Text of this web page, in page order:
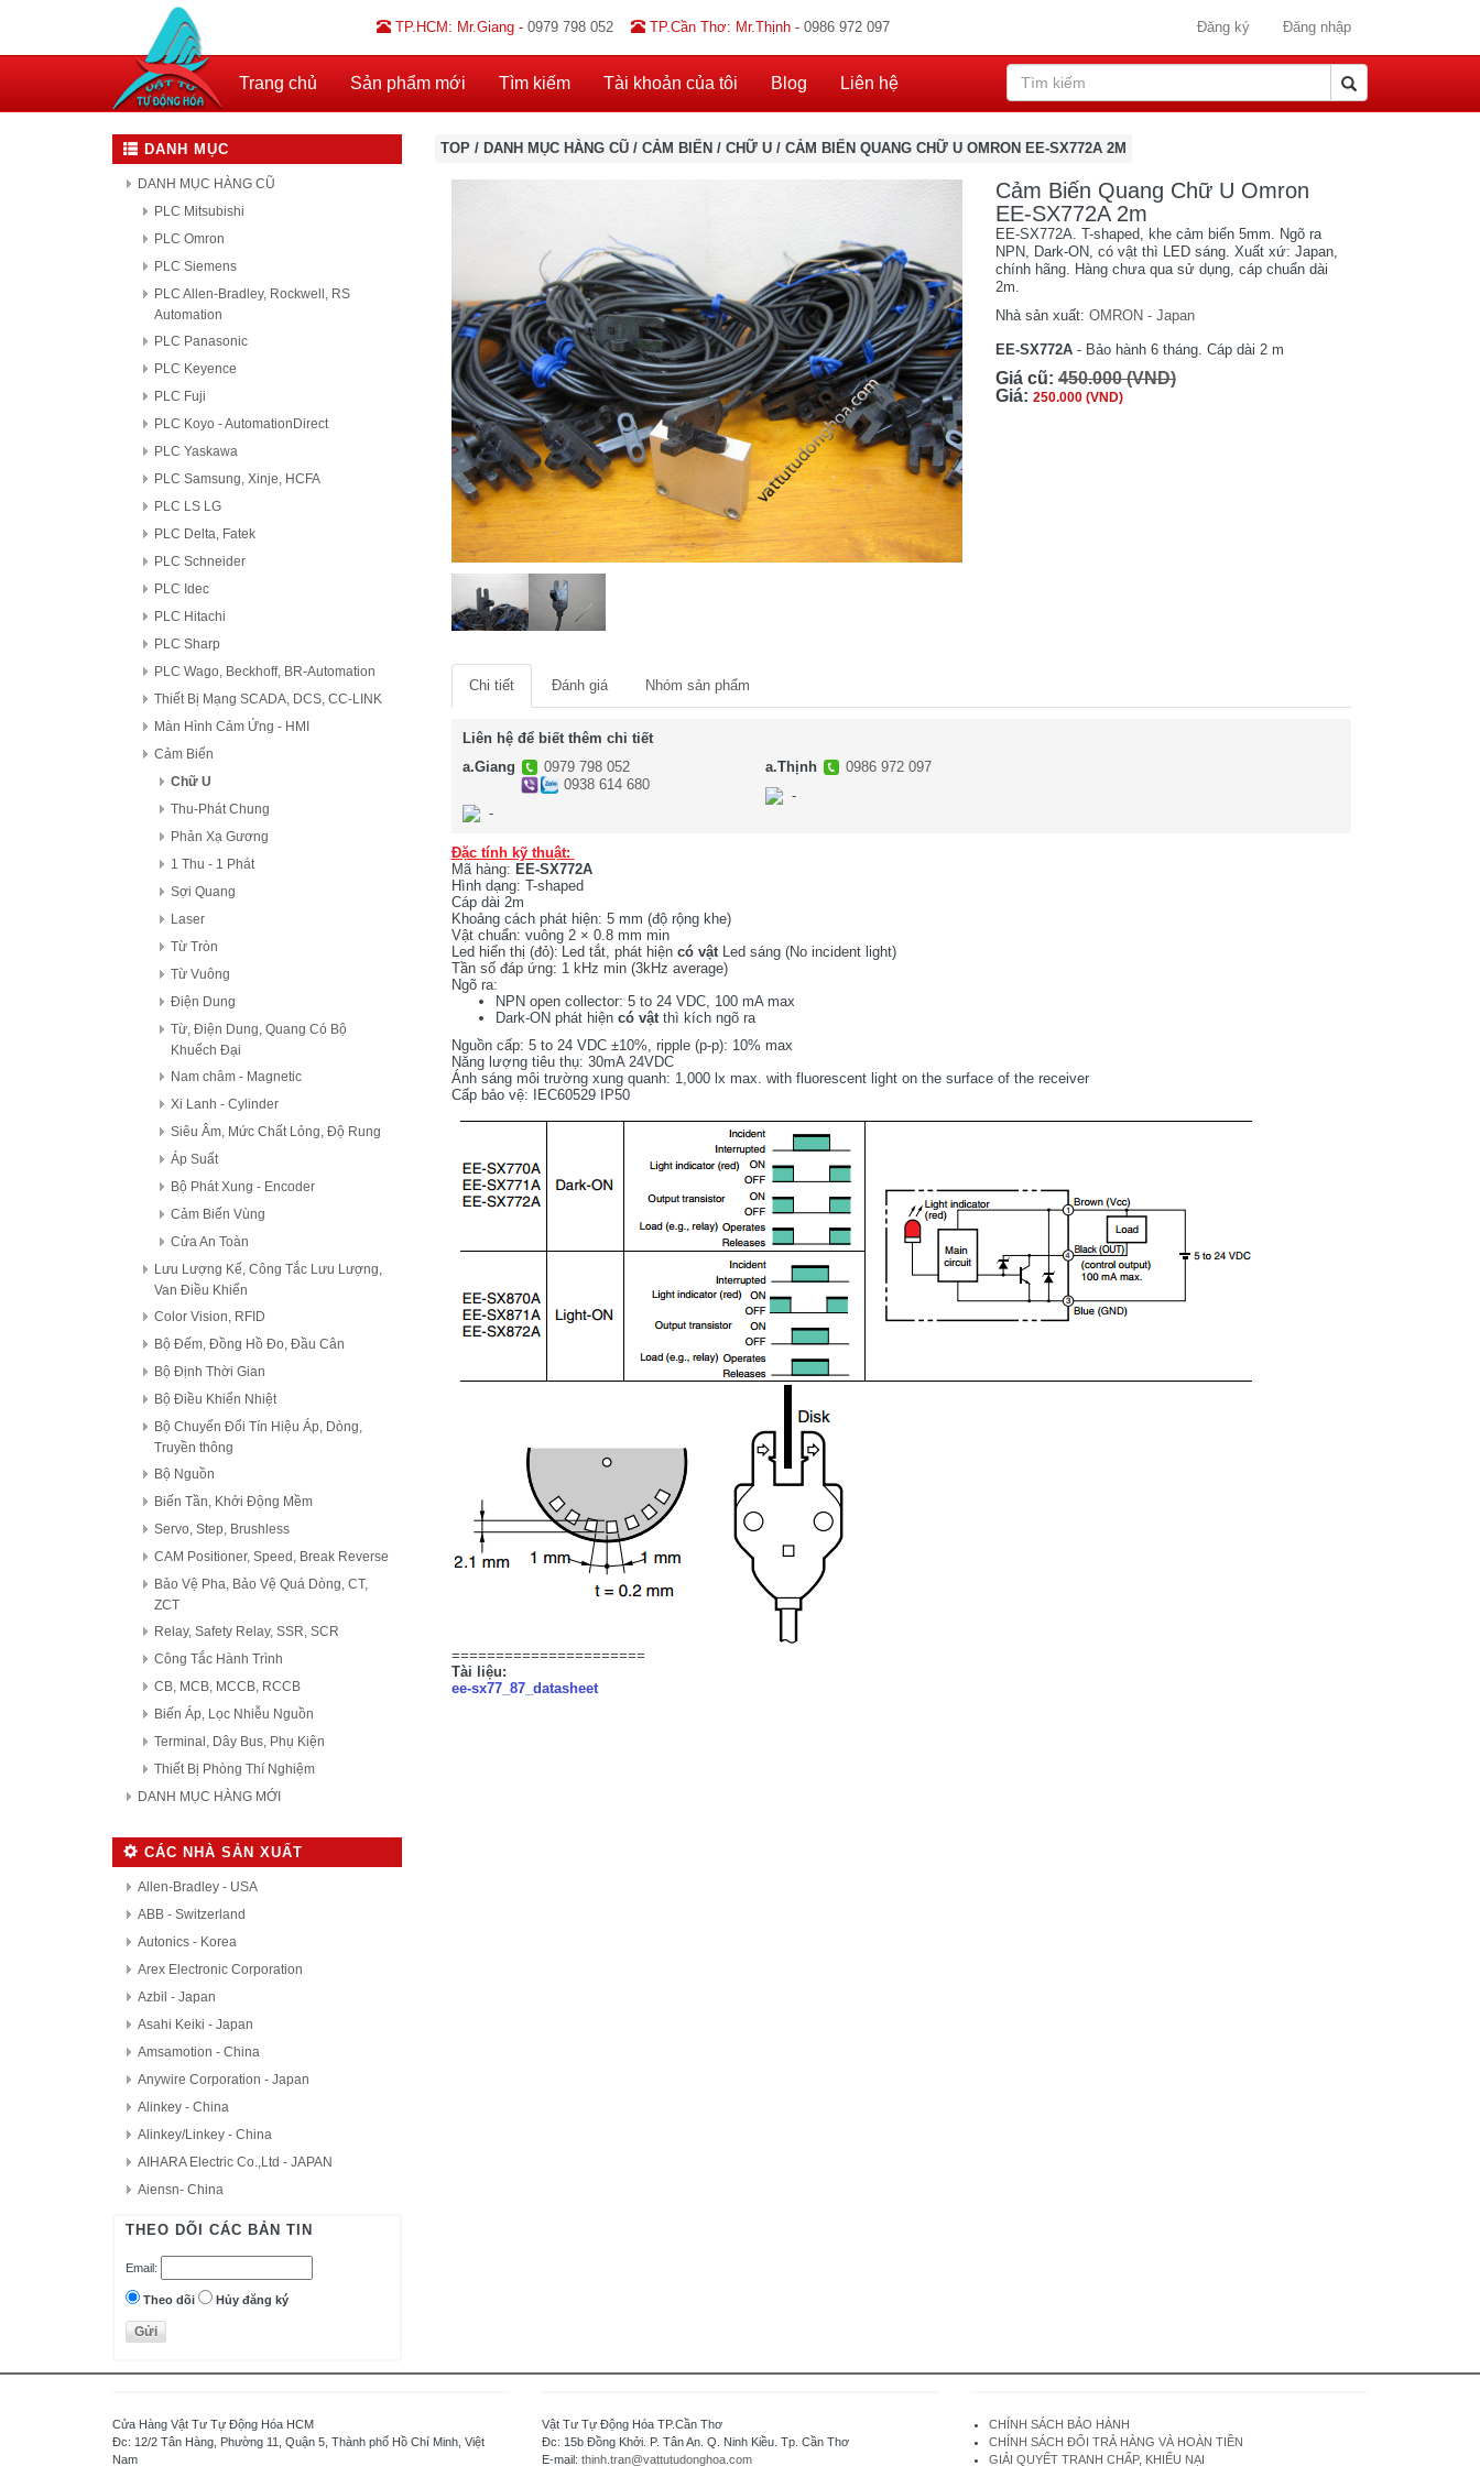
TP.HCM: Mr.Giang - 0979 798 052 TP.Cần Thơ: Mr.Thịnh - 0986 972 097 Đăng ký Đăng nhập
Trang chủ Sản phẩm mới Tìm kiếm Tài khoản của tôi Blog Liên hệ
DANH MỤC
DANH MỤC HÀNG CŨ
PLC Mitsubishi
PLC Omron
PLC Siemens
PLC Allen-Bradley, Rockwell, RS
Automation
PLC Panasonic
PLC Keyence
PLC Fuji
PLC Koyo - AutomationDirect
PLC Yaskawa
PLC Samsung, Xinje, HCFA
PLC LS LG
PLC Delta, Fatek
PLC Schneider
PLC Idec
PLC Hitachi
PLC Sharp
PLC Wago, Beckhoff, BR-Automation
Thiết Bị Mạng SCADA, DCS, CC-LINK
Màn Hình Cảm Ứng - HMI
Cảm Biến
Chữ U
Thu-Phát Chung
Phản Xạ Gương
1 Thu - 1 Phát
Sợi Quang
Laser
Từ Tròn
Từ Vuông
Điện Dung
Từ, Điện Dung, Quang Có Bộ
Khuếch Đại
Nam châm - Magnetic
Xi Lanh - Cylinder
Siêu Âm, Mức Chất Lỏng, Độ Rung
Áp Suất
Bộ Phát Xung - Encoder
Cảm Biến Vùng
Cửa An Toàn
Lưu Lượng Kế, Công Tắc Lưu Lượng,
Van Điều Khiển
Color Vision, RFID
Bộ Đếm, Đồng Hồ Đo, Đầu Cân
Bộ Định Thời Gian
Bộ Điều Khiển Nhiệt
Bộ Chuyển Đổi Tín Hiệu Áp, Dòng,
Truyền thông
Bộ Nguồn
Biến Tần, Khởi Động Mềm
Servo, Step, Brushless
CAM Positioner, Speed, Break Reverse
Bảo Vệ Pha, Bảo Vệ Quá Dòng, CT,
ZCT
Relay, Safety Relay, SSR, SCR
Công Tắc Hành Trình
CB, MCB, MCCB, RCCB
Biến Áp, Lọc Nhiễu Nguồn
Terminal, Dây Bus, Phụ Kiện
Thiết Bị Phòng Thí Nghiệm
DANH MỤC HÀNG MỚI
CÁC NHÀ SẢN XUẤT
Allen-Bradley - USA
ABB - Switzerland
Autonics - Korea
Arex Electronic Corporation
Azbil - Japan
Asahi Keiki - Japan
Amsamotion - China
Anywire Corporation - Japan
Alinkey - China
Alinkey/Linkey - China
AIHARA Electric Co.,Ltd - JAPAN
Aiensn- China
AutomationDirect - USA
Delta - Taiwan
Danfoss - Denmark
DAITRON
Di-soric - Germany
THEO DÕI CÁC BẢN TIN
Email:
Theo dõi Hủy đăng ký
TOP/ DANH MỤC HÀNG CŨ/ CẢM BIẾN / CHỮ U/ CẢM BIẾN QUANG CHỮ U OMRON EE-SX772A 2M
Cảm Biến Quang Chữ U Omron
EE-SX772A 2m
EE-SX772A. T-shaped, khe cảm biến 5mm. Ngõ ra
NPN, Dark-ON, có vật thì LED sáng. Xuất xứ: Japan,
chính hãng. Hàng chưa qua sử dụng, cáp chuẩn dài
2m.
Nhà sản xuất: OMRON - Japan
EE-SX772A- Bảo hành 6 tháng. Cáp dài 2 m
Giá cũ: 450.000 (VND)
Giá: 250.000 (VND)
Chi tiết Đánh giá Nhóm sản phẩm
Liên hệ để biết thêm chi tiết
a.Giang
0979 798 052
0938 614 680
-
a.Thịnh
0986 972 097
-
Đặc tính kỹ thuật:
Mã hàng: EE-SX772A
Hình dạng: T-shaped
Cáp dài 2m
Khoảng cách phát hiện: 5 mm (độ rộng khe)
Vật chuẩn: vuông 2 × 0.8 mm min
Led hiển thị (đỏ): Led tắt, phát hiện có vậtLed sáng (No incident light)
Tần số đáp ứng: 1 kHz min (3kHz average)
Ngõ ra:
NPN open collector: 5 to 24 VDC, 100 mA max
Dark-ON phát hiện có vậtthì kích ngõ ra
Nguồn cấp: 5 to 24 VDC ±10%, ripple (p-p): 10% max
Năng lượng tiêu thụ: 30mA 24VDC
Ánh sáng môi trường xung quanh: 1,000 lx max. with fluorescent light on the surface of the receiver
Cấp bảo vệ: IEC60529 IP50
======================
Tài liệu:
ee-sx77_87_datasheet
Cửa Hàng Vật Tư Tự Động Hóa HCM
Đc: 12/2 Tân Hàng, Phường 11, Quận 5, Thành phố Hồ Chí Minh, Việt
Nam
Vật Tư Tự Động Hóa TP.Cần Thơ
Đc: 15b Đồng Khởi. P. Tân An. Q. Ninh Kiều. Tp. Cần Thơ
E-mail: thinh.tran@vattutudonghoa.com
CHÍNH SÁCH BẢO HÀNH
CHÍNH SÁCH ĐỔI TRẢ HÀNG VÀ HOÀN TIỀN
GIẢI QUYẾT TRANH CHẤP, KHIẾU NẠI